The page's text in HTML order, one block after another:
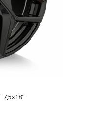
7,5x18"